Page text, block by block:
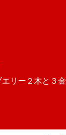
リー２木と３金